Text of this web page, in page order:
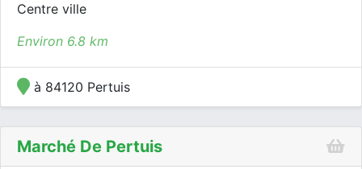
Centre ville
Environ 6.8 km
à 84120 Pertuis
Marché De Pertuis